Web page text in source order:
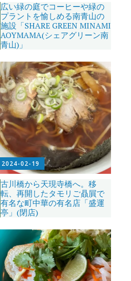
広い緑の庭でコーヒーや緑の
プラントを愉しめる南青山の
施設「SHARE GREEN MINAMI
AOYMAMA(シェアグリーン南
青山)」
2024-02-19
古川橋から天現寺橋へ。移
転、再開したタモリご贔屓で
有名な町中華の有名店「盛運
亭」(閉店)